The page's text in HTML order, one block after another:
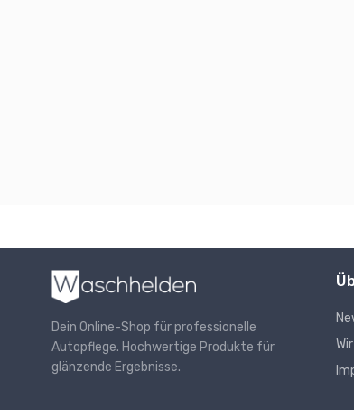
Dein Online-Shop für professionelle
Autopflege. Hochwertige Produkte für
glänzende Ergebnisse.